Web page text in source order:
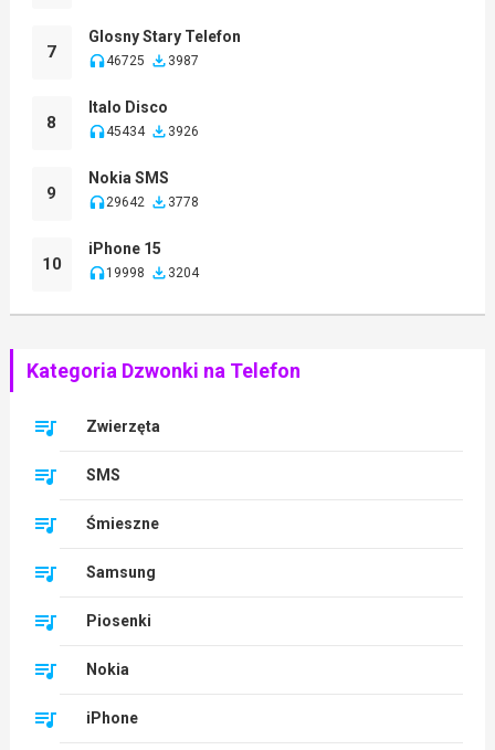
7
Glosny Stary Telefon
46725 3987
8
Italo Disco
45434 3926
9
Nokia SMS
29642 3778
10
iPhone 15
19998 3204
Kategoria Dzwonki na Telefon
Zwierzęta
SMS
Śmieszne
Samsung
Piosenki
Nokia
iPhone